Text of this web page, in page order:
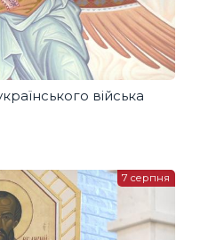
війська
7 серпня